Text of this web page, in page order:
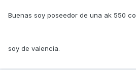
Buenas soy poseedor de una ak 550
soy de valencia.